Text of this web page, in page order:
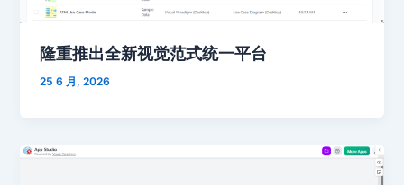
隆重推出全新视觉范式统一平台
25 6 月, 2026